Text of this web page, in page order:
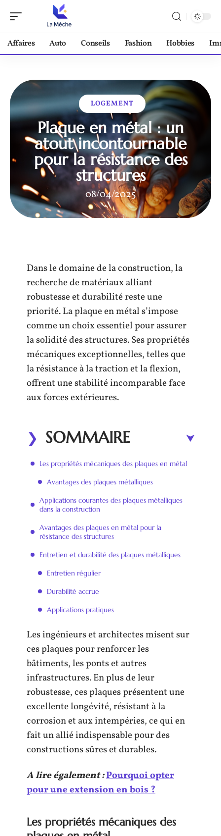
Affaires Auto Conseils Fashion Hobbies
LOGEMENT
Plaque en métal : un
atout incontournable
pour la résistance des
structures
08/04/2025
Dans le domaine de la construction, la
recherche de matériaux alliant
robustesse et durabilité reste une
priorité. La plaque en métal s’impose
comme un choix essentiel pour assurer
la solidité des structures. Ses propriétés
mécaniques exceptionnelles, telles que
la résistance à la traction et la flexion,
offrent une stabilité incomparable face
aux forces extérieures.
SOMMAIRE
Les propriétés mécaniques des plaques en métal
Avantages des plaques métalliques
Applications courantes des plaques métalliques
dans la construction
Avantages des plaques en métal pour la
résistance des structures
Entretien et durabilité des plaques métalliques
Entretien régulier
Durabilité accrue
Applications pratiques
Les ingénieurs et architectes misent sur
ces plaques pour renforcer les
bâtiments, les ponts et autres
infrastructures. En plus de leur
robustesse, ces plaques présentent une
excellente longévité, résistant à la
corrosion et aux intempéries, ce qui en
fait un allié indispensable pour des
constructions sûres et durables.
A lire également :Pourquoi opter
pour une extension en bois ?
Les propriétés mécaniques des